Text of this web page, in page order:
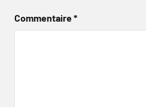
Commentaire*